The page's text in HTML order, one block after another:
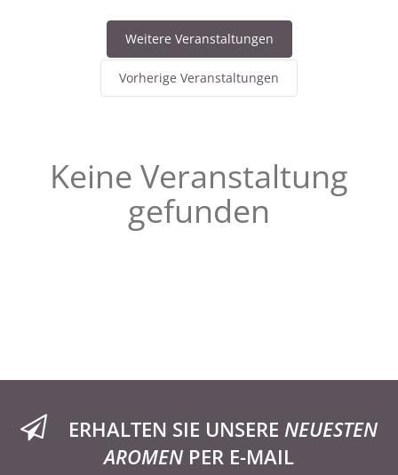
Weitere Veranstaltungen
Vorherige Veranstaltungen
Keine Veranstaltung
gefunden
ERHALTEN SIE UNSERE NEUESTEN
AROMEN PER E-MAIL